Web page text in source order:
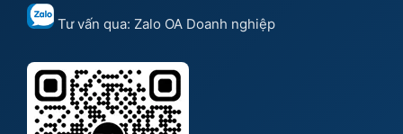
Tư vấn qua: Zalo OA Doanh nghiệp